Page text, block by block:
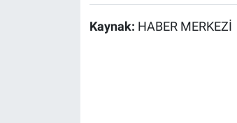
Kaynak: HABER MERKEZİ